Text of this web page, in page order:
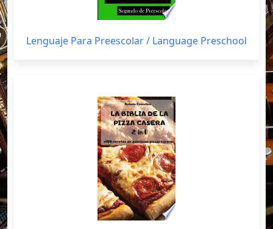
Lenguaje Para Preescolar / Language Preschool